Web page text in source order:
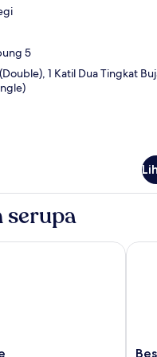
5
1 Katil Dua Tingkat
Best
Best